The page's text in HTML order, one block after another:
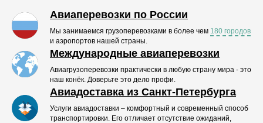
Авиаперевозки по России
Мы занимаемся грузоперевозками в более чем 180 городов
и аэропортов нашей страны.
Международные авиаперевозки
Авиагрузоперевозки практически в любую страну мира - это
наш конёк. Доверьте это дело профи.
Авиадоставка из Санкт-Петербурга
Услуги авиадоставки – комфортный и современный способ
транспортировки. Его отличает отсутствие ожиданий,